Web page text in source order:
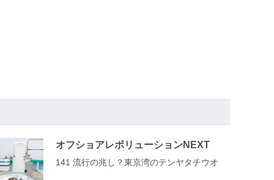
オフショアレボリューションNEXT
141 流行の兆し？東京湾のテンヤタチウオ